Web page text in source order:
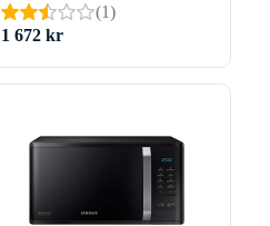
(1)
1 672 kr